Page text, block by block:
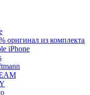
оригинал из комплекта
iPhone